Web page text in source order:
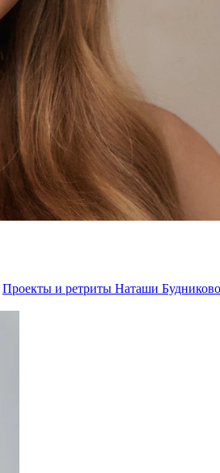
Проекты и ретриты Наташи